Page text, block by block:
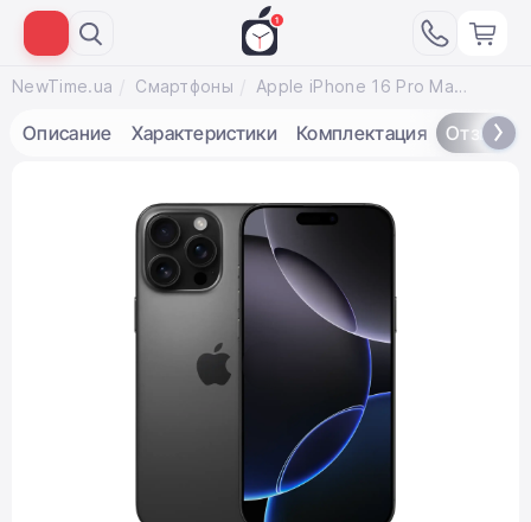
NewTime.ua Смартфоны Apple iPhone 16 Pro Max 256GB eSim Black Titanium (MYW33)
Описание Характеристики Комплектация Отзывы